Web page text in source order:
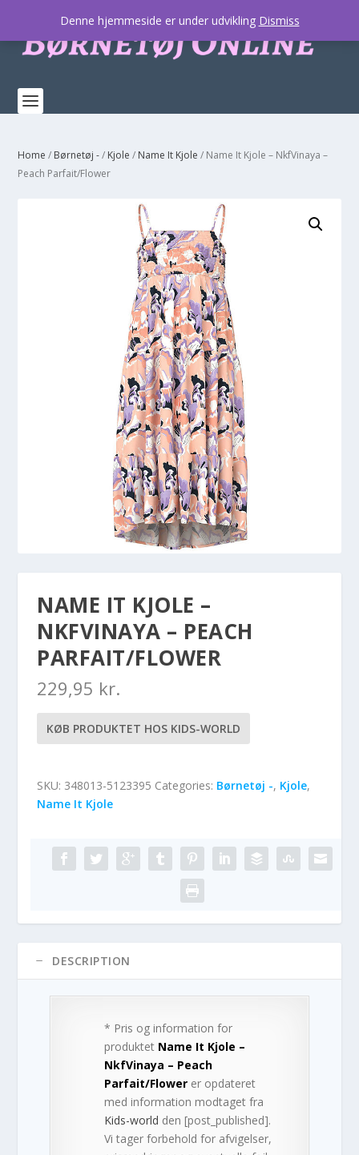
Home / Børnetøj -/ Kjole / Name It Kjole / Name It Kjole – NkfVinaya –
Peach Parfait/Flower
NAME IT KJOLE –
NKFVINAYA – PEACH
PARFAIT/FLOWER
229,95 kr.
KØB PRODUKTET HOS KIDS-WORLD
SKU: 348013-5123395 Categories: Børnetøj -, Kjole,
Name It Kjole
DESCRIPTION
* Pris og information for
produktet Name It Kjole –
NkfVinaya – Peach
Parfait/Flower er opdateret
med information modtaget fra
Kids-world den [post_published].
Vi tager forbehold for afvigelser,
Denne hjemmeside er under udvikling Dismiss